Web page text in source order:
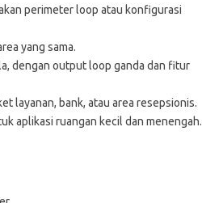
perimeter loop atau konfigurasi
yang sama.
dengan output loop ganda dan fitur
layanan, bank, atau area resepsionis.
aplikasi ruangan kecil dan menengah.